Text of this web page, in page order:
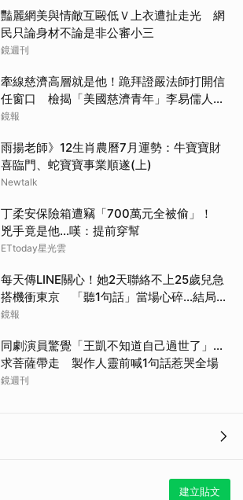
豔麗網美與情敵互毆低Ｖ上衣遭扯走光 網
民只論身材不論是非公審小三
鏡週刊
牽線慈濟高層就是他！跪拜證嚴法師打開信
任窗口 檢揭「美國慈濟青年」李易儒人脈
網絡
鏡報
雨揚老師》12生肖農曆7月運勢：牛寶寶財
喜臨門、蛇寶寶事業順遂(上)
Newtalk
丁柔安保險箱遭竊「700萬元全被偷」！
兇手竟是他...嘆：提前穿幫
ETtoday星光雲
每天傳LINE關心！她2天聯絡不上25歲兒急
搭機衝東京 「聽1句話」當場心碎...結局看
哭網
鏡報
同劇演員驚覺「王凱不知道自己過世了」...
求菩薩帶走 製作人靈前喊1句話惹哭全場
鏡週刊
建立貼文